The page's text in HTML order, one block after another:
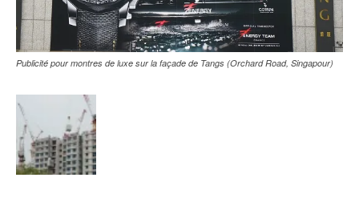
Publicité pour montres de luxe sur la façade de Tangs (Orchard Road, Singapour)